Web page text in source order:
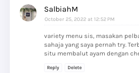
SalbiahM
October 25, 2022 at 12:52 PM
variety menu sis, masakan
sahaja yang saya pernah try.
situ membalut ayam dengan
Reply Delete